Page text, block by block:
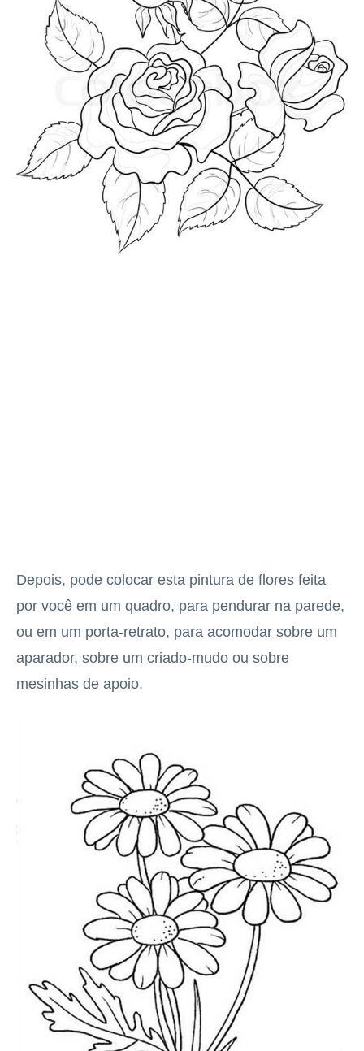
Depois, pode colocar esta pintura de flores feita
por você em um quadro, para pendurar na parede,
ou em um porta-retrato, para acomodar sobre um
aparador, sobre um criado-mudo ou sobre
mesinhas de apoio.